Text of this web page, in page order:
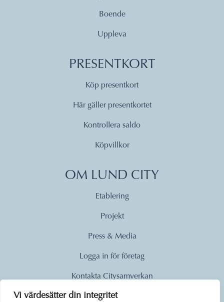
Vi värdesätter din integritet
Boende
Uppleva
PRESENTKORT
Köp presentkort
Här gäller presentkortet
Kontrollera saldo
Köpvillkor
OM LUND CITY
Etablering
Projekt
Press & Media
Logga in för företag
Kontakta Citysamverkan